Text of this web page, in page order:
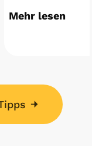
Mehr lesen